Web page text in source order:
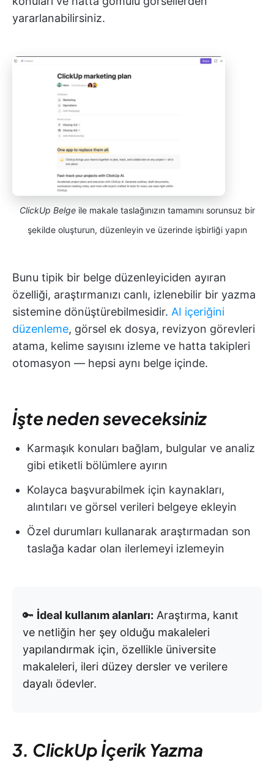
yararlanabilirsiniz.
ClickUp Belgeile makale taslağınızın tamamını sorunsuz bir
şekilde oluşturun, düzenleyin ve üzerinde işbirliği yapın
Bunu tipik bir belge düzenleyiciden ayıran
özelliği, araştırmanızı canlı, izlenebilir bir yazma
sistemine dönüştürebilmesidir. AI içeriğini
düzenleme, görsel ek dosya, revizyon görevleri
atama, kelime sayısını izleme ve hatta takipleri
otomasyon — hepsi aynı belge içinde.
İşte neden seveceksiniz
Karmaşık konuları bağlam, bulgular ve analiz
gibi etiketli bölümlere ayırın
Kolayca başvurabilmek için kaynakları,
alıntıları ve görsel verileri belgeye ekleyin
Özel durumları kullanarak araştırmadan son
taslağa kadar olan ilerlemeyi izlemeyin
🔑 İdeal kullanım alanları: Araştırma, kanıt
ve netliğin her şey olduğu makaleleri
yapılandırmak için, özellikle üniversite
makaleleri, ileri düzey dersler ve verilere
dayalı ödevler.
3. ClickUp İçerik Yazma